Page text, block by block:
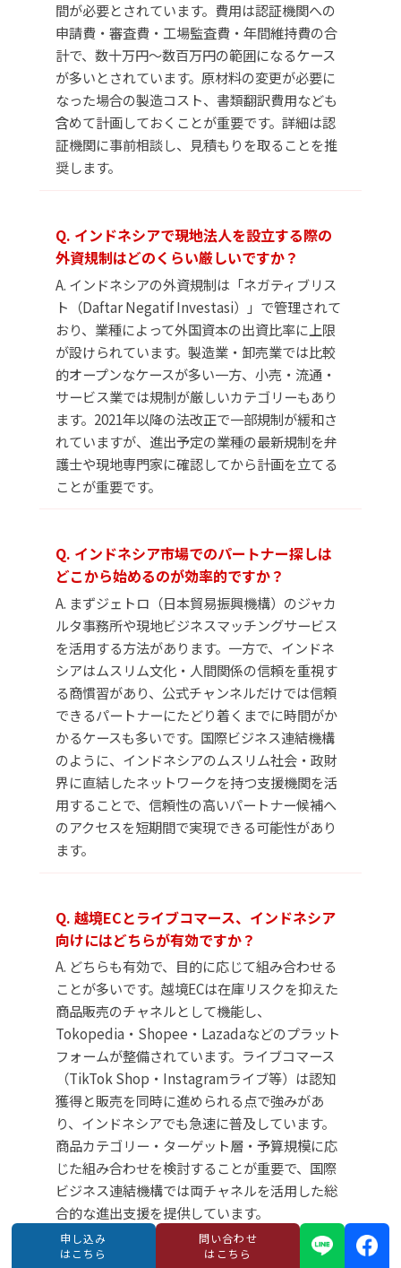
申し込み
はこちら
問い合わせ
はこちら
間が必要とされています。費用は認証機関への
申請費・審査費・工場監査費・年間維持費の合
計で、数十万円〜数百万円の範囲になるケース
が多いとされています。原材料の変更が必要に
なった場合の製造コスト、書類翻訳費用なども
含めて計画しておくことが重要です。詳細は認
証機関に事前相談し、見積もりを取ることを推
奨します。
Q. インドネシアで現地法人を設立する際の
外資規制はどのくらい厳しいですか？
A. インドネシアの外資規制は「ネガティブリス
ト（Daftar Negatif Investasi）」で管理されて
おり、業種によって外国資本の出資比率に上限
が設けられています。製造業・卸売業では比較
的オープンなケースが多い一方、小売・流通・
サービス業では規制が厳しいカテゴリーもあり
ます。2021年以降の法改正で一部規制が緩和さ
れていますが、進出予定の業種の最新規制を弁
護士や現地専門家に確認してから計画を立てる
ことが重要です。
Q. インドネシア市場でのパートナー探しは
どこから始めるのが効率的ですか？
A. まずジェトロ（日本貿易振興機構）のジャカ
ルタ事務所や現地ビジネスマッチングサービス
を活用する方法があります。一方で、インドネ
シアはムスリム文化・人間関係の信頼を重視す
る商慣習があり、公式チャンネルだけでは信頼
できるパートナーにたどり着くまでに時間がか
かるケースも多いです。国際ビジネス連結機構
のように、インドネシアのムスリム社会・政財
界に直結したネットワークを持つ支援機関を活
用することで、信頼性の高いパートナー候補へ
のアクセスを短期間で実現できる可能性があり
ます。
Q. 越境ECとライブコマース、インドネシア
向けにはどちらが有効ですか？
A. どちらも有効で、目的に応じて組み合わせる
ことが多いです。越境ECは在庫リスクを抑えた
商品販売のチャネルとして機能し、
Tokopedia・Shopee・Lazadaなどのプラット
フォームが整備されています。ライブコマース
（TikTok Shop・Instagramライブ等）は認知
獲得と販売を同時に進められる点で強みがあ
り、インドネシアでも急速に普及しています。
商品カテゴリー・ターゲット層・予算規模に応
じた組み合わせを検討することが重要で、国際
ビジネス連結機構では両チャネルを活用した総
合的な進出支援を提供しています。